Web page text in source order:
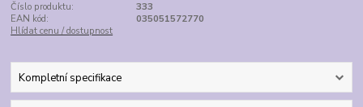
Číslo produktu:
333
EAN kód:
035051572770
Hlídat cenu / dostupnost
Kompletní specifikace